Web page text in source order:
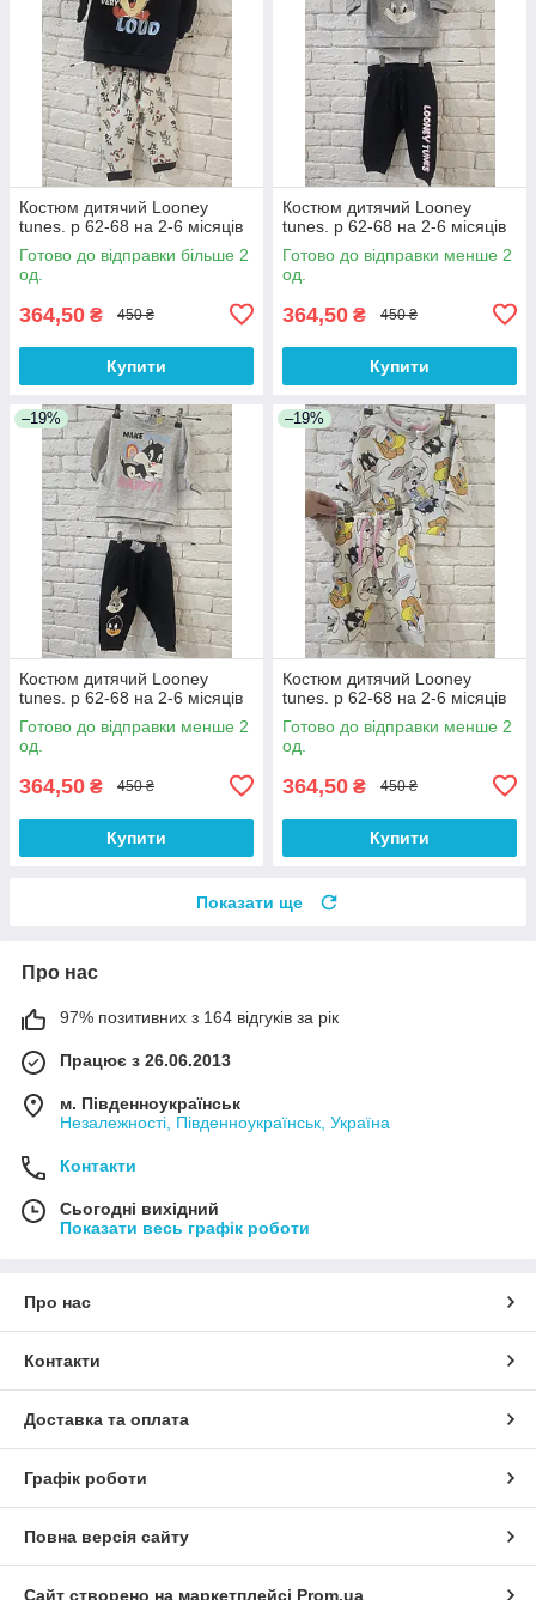
Костюм дитячий Looney
tunes. р 62-68 на 2-6 місяців
Готово до відправки більше 2
од.
364,50 ₴ 450 ₴
Купити
Костюм дитячий Looney
tunes. р 62-68 на 2-6 місяців
Готово до відправки менше 2
од.
364,50 ₴ 450 ₴
Купити
–19%
Костюм дитячий Looney
tunes. р 62-68 на 2-6 місяців
Готово до відправки менше 2
од.
364,50 ₴ 450 ₴
Купити
–19%
Костюм дитячий Looney
tunes. р 62-68 на 2-6 місяців
Готово до відправки менше 2
од.
364,50 ₴ 450 ₴
Купити
Показати ще
Про нас
97% позитивних з 164 відгуків за рік
Працює з 26.06.2013
м. Південноукраїнськ
Незалежності, Південноукраїнськ, Україна
Контакти
Сьогодні вихідний
Показати весь графік роботи
Про нас
Контакти
Доставка та оплата
Графік роботи
Повна версія сайту
Сайт створено на маркетплейсі Prom.ua